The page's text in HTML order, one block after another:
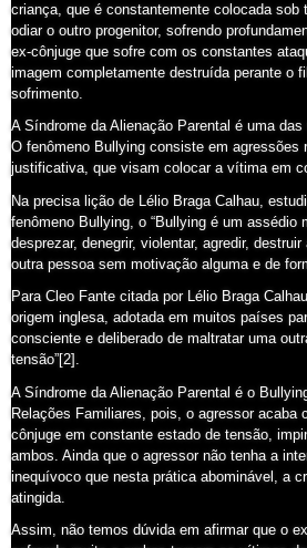
criança, que é constantemente colocada sob
odiar o outro progenitor, sofrendo
ex-cônjuge que sofre com os constantes
imagem completamente destruída perante o
sofrimento.
A Síndrome da Alienação Parental é uma
O fenômeno Bullying consiste em agressões
justificativa, que visam colocar a vítima em
Na precisa lição de Lélio Braga Calhau,
fenômeno Bullying, o “Bullying é um assédio
desprezar, denegrir, violentar, agredir,
outra pessoa sem motivação alguma e de
Para Cleo Fante citada por Lélio Braga
origem inglesa, adotada em muitos países
consciente e deliberado de maltratar uma
tensão”[2].
A Síndrome da Alienação Parental é o
Relações Familiares, pois, o agressor acaba
cônjuge em constante estado de tensão,
ambos. Ainda que o agressor não tenha a
inequívoco que nesta prática abominável, a
atingida.
Assim, não temos dúvida em afirmar que o